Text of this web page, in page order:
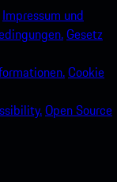
Impressum und
Gesetz
Cookie
Open Source